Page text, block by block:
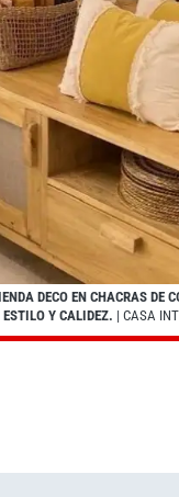
DECO EN CHACRAS
Y CALIDEZ. | CASA